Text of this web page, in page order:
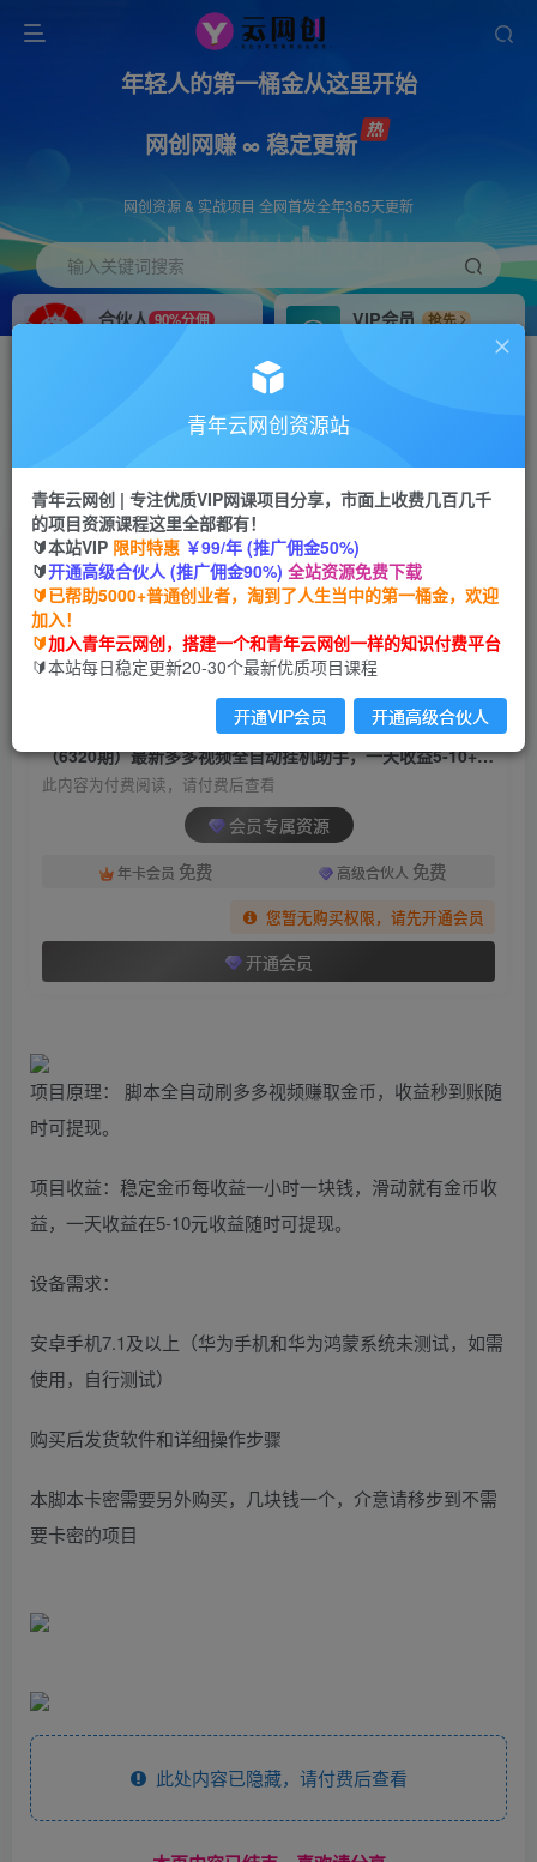
年轻人的第一桶金从这里开始
网创网赚 ∞ 稳定更新
网创资源 & 实战项目 全网首发全年365天更新
输入关键词搜索
合伙人 90%分佣
VIP会员
抢先
搭建同款网站，自己当老板
首页 创业课程 会员专属 正文
（6320期）最新多多视频全自动挂机助手，一天
收益5-10+【软件+教程】
青年云网创
2年前发布
关注 私信
（6320期）最新多多视频全自动挂机助手，一天收益5-10+【软件+教程】
此内容为付费阅读，请付费后查看
会员专属资源
年卡会员 免费 高级合伙人 免费
您暂无购买权限，请先开通会员
开通会员
项目原理： 脚本全自动刷多多视频赚取金币，收益秒到账随
时可提现 。
项目收益：稳定金币每收益一小时一块钱，滑动就有金币收
益，一天收益在5-10元收益随时可提现。
设备需求：
安卓手机7.1及以上（华为手机和华为鸿蒙系统未测试，如需
使用，自行测试）
购买后发货软件和详细操作步骤
本脚本卡密需要另外购买，几块钱一个，介意请移步到不需
要卡密的项目
此处内容已隐藏，请付费后查看
青年云网创资源站
青年云网创 | 专注优质VIP网课项目分享，市面上收费几百几千
的项目资源课程这里全部都有！
🔰本站VIP 限时特惠 ￥99/年 (推广佣金50%)
🔰开通高级合伙人 (推广佣金90%) 全站资源免费下载
🔰已帮助5000+普通创业者，淘到了人生当中的第一桶金，欢迎
加入！
🔰加入青年云网创，搭建一个和青年云网创一样的知识付费平台
🔰本站每日稳定更新20-30个最新优质项目课程
开通VIP会员 开通高级合伙人